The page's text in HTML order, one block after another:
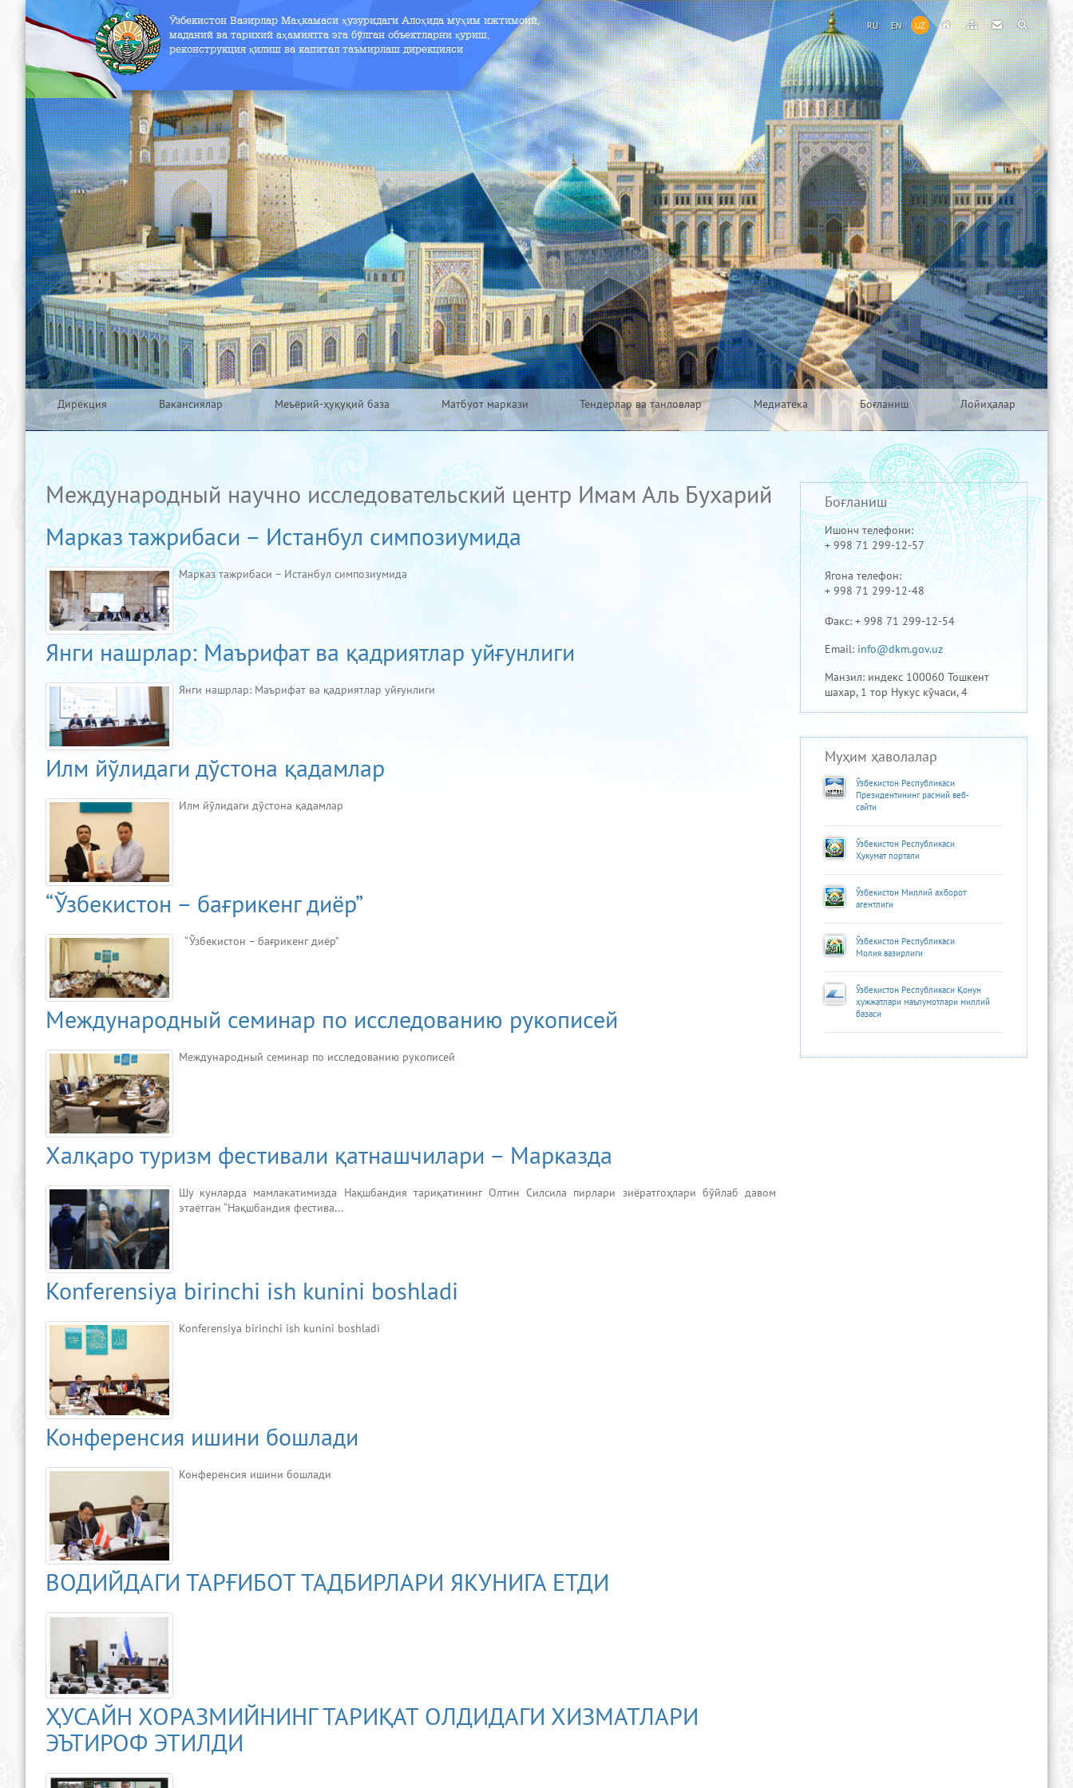
RU EN UZ
Ўзбекистон Вазирлар Маҳкамаси ҳузуридаги Алоҳида муҳим ижтимоий,
маданий ва тарихий аҳамиятга эга бўлган объектларни қуриш,
реконструкция қилиш ва капитал таъмирлаш дирекцияси
Дирекция Вакансиялар Меъёрий-ҳуқуқий база Матбуот маркази Тендерлар ва танловлар Медиатека Боғланиш Лойиҳалар
Международный научно исследовательский центр Имам Аль Бухарий
Марказ тажрибаси – Истанбул симпозиумида
Марказ тажрибаси – Истанбул симпозиумида
Янги нашрлар: Маърифат ва қадриятлар уйғунлиги
Янги нашрлар: Маърифат ва қадриятлар уйғунлиги
Илм йўлидаги дўстона қадамлар
Илм йўлидаги дўстона қадамлар
“Ўзбекистон – бағрикенг диёр”
“Ўзбекистон – бағрикенг диёр”
Международный семинар по исследованию рукописей
Международный семинар по исследованию рукописей
Халқаро туризм фестивали қатнашчилари – Марказда
Шу кунларда мамлакатимизда Нақшбандия тариқатининг Олтин Силсила пирлари зиёратгоҳлари бўйлаб давом
этаётган “Нақшбандия фестива...
Konferensiya birinchi ish kunini boshladi
Konferensiya birinchi ish kunini boshladi
Конференсия ишини бошлади
Конференсия ишини бошлади
ВОДИЙДАГИ ТАРҒИБОТ ТАДБИРЛАРИ ЯКУНИГА ЕТДИ
ҲУСАЙН ХОРАЗМИЙНИНГ ТАРИҚАТ ОЛДИДАГИ ХИЗМАТЛАРИ
ЭЪТИРОФ ЭТИЛДИ
Боғланиш
Ишонч телефони:
+ 998 71 299-12-57
Ягона телефон:
+ 998 71 299-12-48
Факс: + 998 71 299-12-54
Email: info@dkm.gov.uz
Манзил: индекс 100060 Тошкент
шахар, 1 тор Нукус кўчаси, 4
Муҳим ҳаволалар
Ўзбекистон Республикаси
Президентининг расмий веб-
сайти
Ўзбекистон Республикаси
Ҳукумат портали
Ўзбекистон Миллий ахборот
агентлиги
Ўзбекистон Республикаси
Молия вазирлиги
Ўзбекистон Республикаси Қонун
ҳужжатлари маълумотлари миллий
базаси